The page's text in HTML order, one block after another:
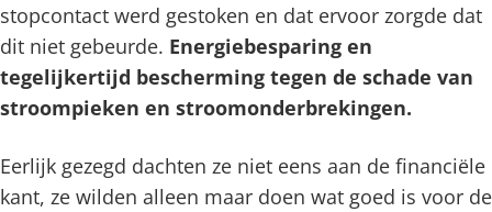
stopcontact werd gestoken en dat ervoor zorgde dat
dit niet gebeurde. Energiebesparing en
tegelijkertijd bescherming tegen de schade van
stroompieken en stroomonderbrekingen.
Eerlijk gezegd dachten ze niet eens aan de financiële
kant, ze wilden alleen maar doen wat goed is voor de